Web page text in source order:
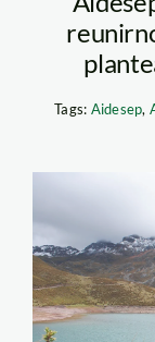
Tags: Aidesep,
insh